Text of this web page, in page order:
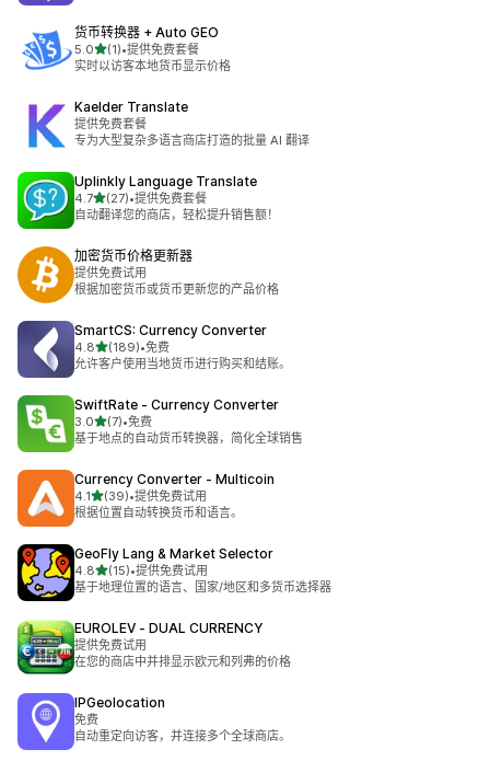
货币转换器 + Auto GEO
5.0星（满分 5 星）
(1)
总共 1 条评论
•提供免费套餐
实时以访客本地货币显示价格
Kaelder Translate
提供免费套餐
专为大型复杂多语言商店打造的批量 AI 翻译
Uplinkly Language Translate
4.7星（满分 5 星）
(27)
总共 27 条评论
•提供免费套餐
自动翻译您的商店，轻松提升销售额！
加密货币价格更新器
提供免费试用
根据加密货币或货币更新您的产品价格
SmartCS: Currency Converter
4.8星（满分 5 星）
(189)
总共 189 条评论
•免费
允许客户使用当地货币进行购买和结账。
SwiftRate ‑ Currency Converter
3.0星（满分 5 星）
(7)
总共 7 条评论
•免费
基于地点的自动货币转换器，简化全球销售
Currency Converter ‑ Multicoin
4.1星（满分 5 星）
(39)
总共 39 条评论
•提供免费试用
根据位置自动转换货币和语言。
GeoFly Lang & Market Selector
4.8星（满分 5 星）
(15)
总共 15 条评论
•提供免费试用
基于地理位置的语言、国家/地区和多货币选择器
EUROLEV ‑ DUAL CURRENCY
提供免费试用
在您的商店中并排显示欧元和列弗的价格
IPGeolocation
免费
自动重定向访客，并连接多个全球商店。